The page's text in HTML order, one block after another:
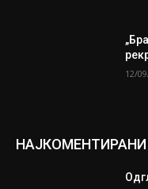
12/
НАЈКОМЕНТИРАНИ